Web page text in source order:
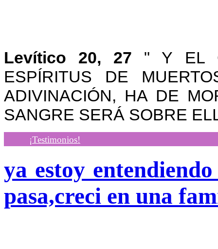
Levítico 20, 27 " Y EL
ESPÍRITUS DE
ADIVINACIÓN, HA DE
SANGRE SERÁ SOBRE
¡Testimonios!
ya estoy
pasa,creci en una